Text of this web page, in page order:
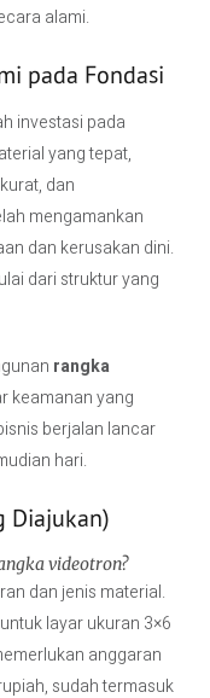
alami.
pada Fondasi
investasi pada
yang tepat,
dan
mengamankan
dan kerusakan dini.
dari struktur yang
rangka
keamanan yang
berjalan lancar
hari.
Diajukan)
videotron?
dan jenis material.
layar ukuran 3×6
anggaran
sudah termasuk